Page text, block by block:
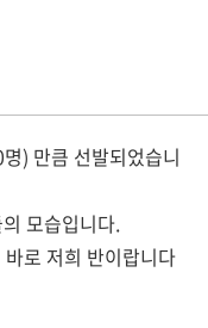
) 만큼 선발되었습니
모습입니다.
로 저희 반이랍니다